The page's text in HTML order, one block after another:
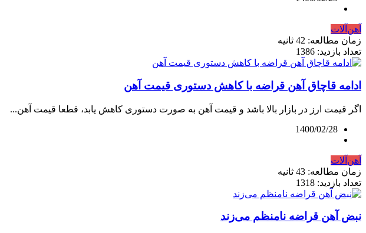
آهن‌آلات
زمان مطالعه: 42 ثانیه
تعداد بازدید: 1386
ادامه قاچاق آهن قراضه با کاهش دستوری قیمت آهن
اگر قیمت ارز در بازار بالا باشد و قیمت آهن به صورت دستوری کاهش یابد، قطعا قیمت آهن...
1400/02/28
آهن‌آلات
زمان مطالعه: 43 ثانیه
تعداد بازدید: 1318
نبض آهن ‌قراضه نامنظم می‌زند